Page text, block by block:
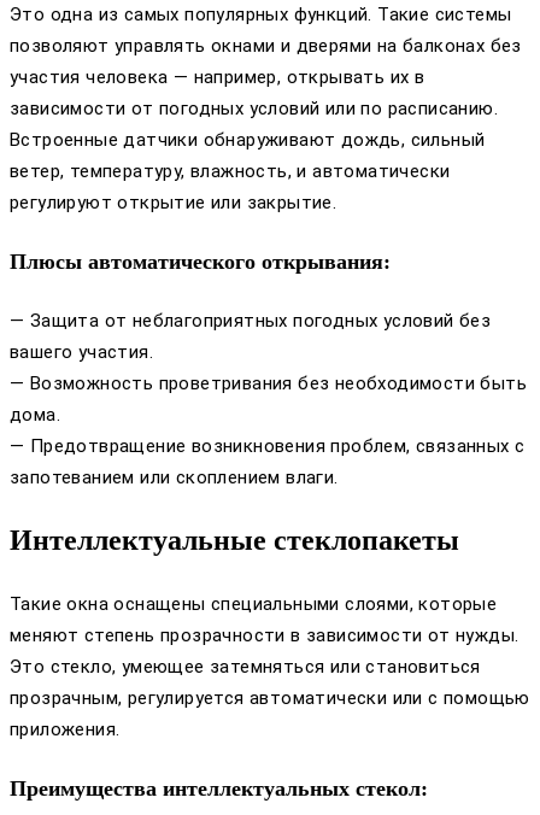
Это одна из самых популярных функций. Такие системы
позволяют управлять окнами и дверями на балконах без
участия человека — например, открывать их в
зависимости от погодных условий или по расписанию.
Встроенные датчики обнаруживают дождь, сильный
ветер, температуру, влажность, и автоматически
регулируют открытие или закрытие.
Плюсы автоматического открывания:
— Защита от неблагоприятных погодных условий без
вашего участия.
— Возможность проветривания без необходимости быть
дома.
— Предотвращение возникновения проблем, связанных с
запотеванием или скоплением влаги.
Интеллектуальные стеклопакеты
Такие окна оснащены специальными слоями, которые
меняют степень прозрачности в зависимости от нужды.
Это стекло, умеющее затемняться или становиться
прозрачным, регулируется автоматически или с помощью
приложения.
Преимущества интеллектуальных стекол: